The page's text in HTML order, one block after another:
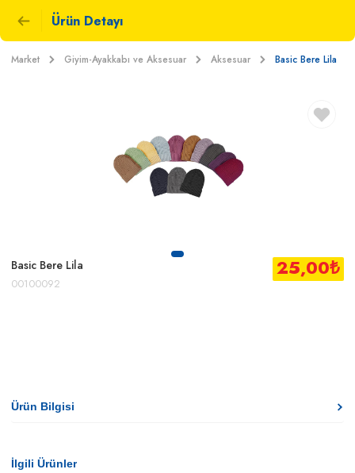
Ürün Detayı
Market Giyim-Ayakkabı ve Aksesuar Aksesuar Basic Bere Lila
Basic Bere Lila
00100092
25,00₺
Ürün Bilgisi
İlgili Ürünler